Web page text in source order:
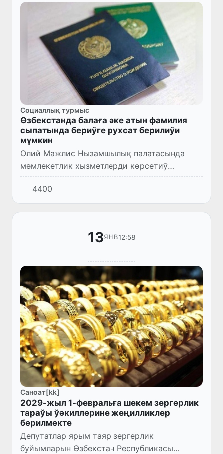
Социаллық турмыс
Өзбекстанда балаға әке атын фамилия
сыпатында бериўге рухсат берилиўи
мүмкин
Олий Мажлис Нызамшылық палатасында
мәмлекетлик хызметлерди көрсетиў
системасын буннан былай да
жетилистириўге қаратылған нызам жойбары
биринши оқыўда көрип шығылды.
4400
13ЯНВ12:58
Саноат[kk]
2029-жыл 1-февральға шекем зергерлик
тараўы ўәкиллерине жеңилликлер
берилмекте
Депутатлар ярым таяр зергерлик
буйымларын Өзбекстан Республикасы